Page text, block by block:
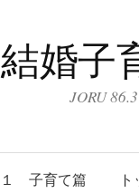
婚子
JORU
１ 子育て篇